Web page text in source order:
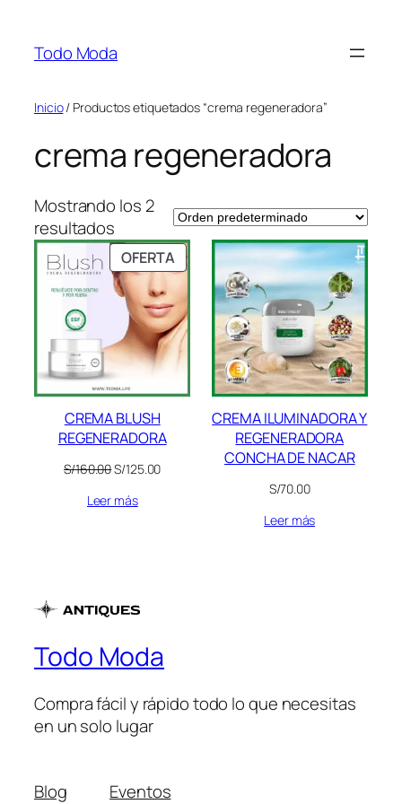
contenido
Todo Moda
Inicio/ Productos etiquetados “crema regeneradora”
crema regeneradora
Mostrando los 2
resultados
OFERTAPRODUCTO
EN
OFERTA
CREMA BLUSH
REGENERADORA
S/160.00El
original
S/125.00El
Leer más
CREMA ILUMINADORA Y
REGENERADORA
CONCHA DE NACAR
S/70.00
Leer más
Todo Moda
Compra fácil y rápido todo lo que necesitas
en un solo lugar
Blog
Eventos